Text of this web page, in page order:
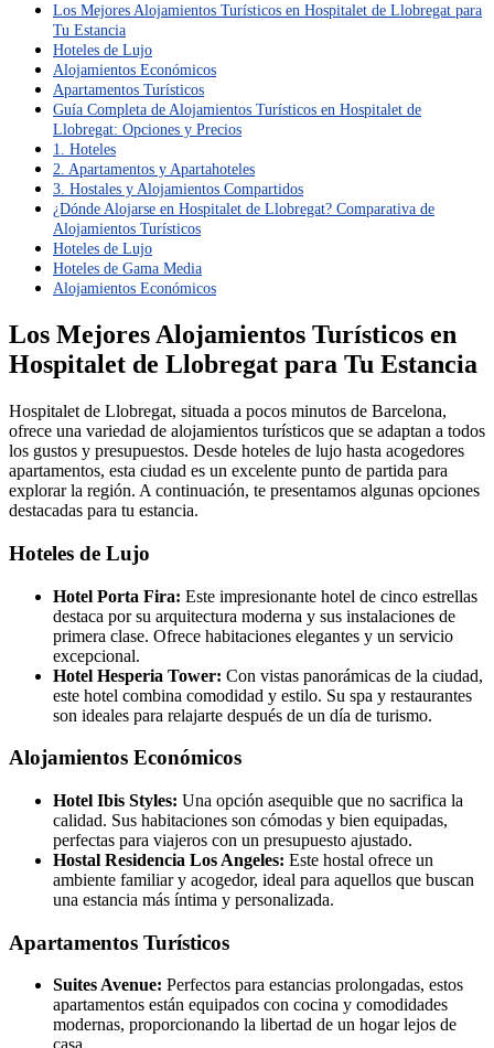
Los Mejores Alojamientos Turísticos en Hospitalet de Llobregat para
Tu Estancia
Hoteles de Lujo
Alojamientos Económicos
Apartamentos Turísticos
Guía Completa de Alojamientos Turísticos en Hospitalet de
Llobregat: Opciones y Precios
1. Hoteles
2. Apartamentos y Apartahoteles
3. Hostales y Alojamientos Compartidos
¿Dónde Alojarse en Hospitalet de Llobregat? Comparativa de
Alojamientos Turísticos
Hoteles de Lujo
Hoteles de Gama Media
Alojamientos Económicos
Los Mejores Alojamientos Turísticos en
Hospitalet de Llobregat para Tu Estancia
Hospitalet de Llobregat, situada a pocos minutos de Barcelona,
ofrece una variedad de alojamientos turísticos que se adaptan a todos
los gustos y presupuestos. Desde hoteles de lujo hasta acogedores
apartamentos, esta ciudad es un excelente punto de partida para
explorar la región. A continuación, te presentamos algunas opciones
destacadas para tu estancia.
Hoteles de Lujo
Hotel Porta Fira: Este impresionante hotel de cinco estrellas
destaca por su arquitectura moderna y sus instalaciones de
primera clase. Ofrece habitaciones elegantes y un servicio
excepcional.
Hotel Hesperia Tower: Con vistas panorámicas de la ciudad,
este hotel combina comodidad y estilo. Su spa y restaurantes
son ideales para relajarte después de un día de turismo.
Alojamientos Económicos
Hotel Ibis Styles: Una opción asequible que no sacrifica la
calidad. Sus habitaciones son cómodas y bien equipadas,
perfectas para viajeros con un presupuesto ajustado.
Hostal Residencia Los Angeles: Este hostal ofrece un
ambiente familiar y acogedor, ideal para aquellos que buscan
una estancia más íntima y personalizada.
Apartamentos Turísticos
Suites Avenue: Perfectos para estancias prolongadas, estos
apartamentos están equipados con cocina y comodidades
modernas, proporcionando la libertad de un hogar lejos de